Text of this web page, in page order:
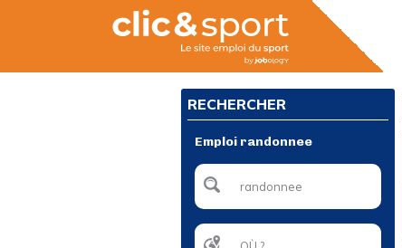
RECHERCHER
Emploi randonnee